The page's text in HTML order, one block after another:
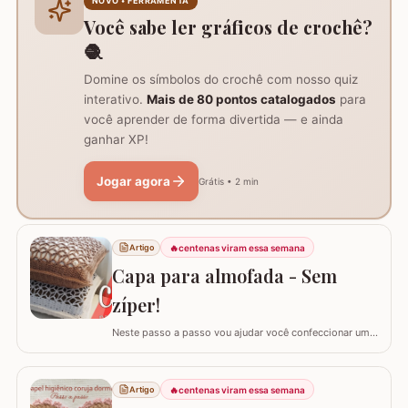
algumas poucas diferenças e também para auxil
Você sabe ler gráficos de crochê?
🧶
Domine os símbolos do crochê com nosso quiz
interativo. Mais de 80 pontos catalogados para
você aprender de forma divertida — e ainda
ganhar XP!
Jogar agora Grátis • 2 min
Artigo 🔥centenas viram essa semana
Capa para almofada - Sem
zíper!
Neste passo a passo vou ajudar você confeccionar uma
fechar. Ela é toda feita apenas em crochê mas, não
vamos abrir mão da praticidade de tirar a capa quando
precisar lavar. Utilizei o fio Barroco Maxcolor nº6 da
Artigo 🔥centenas viram essa semana